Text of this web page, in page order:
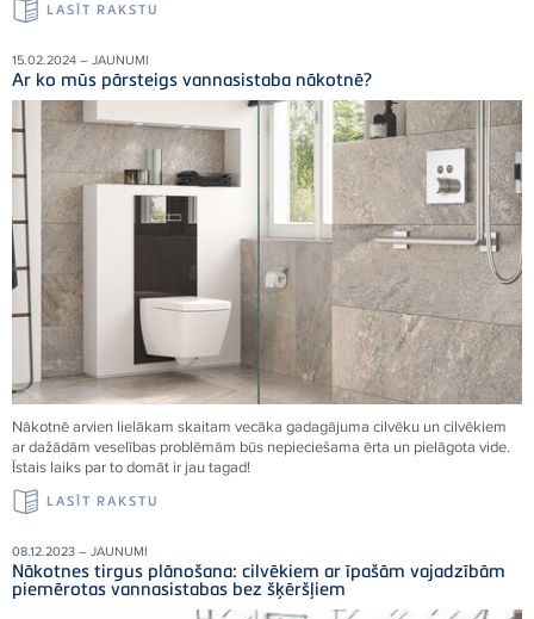
LASĪT RAKSTU
15.02.2024 – JAUNUMI
Ar ko mūs pārsteigs vannasistaba nākotnē?
Nākotnē arvien lielākam skaitam vecāka gadagājuma cilvēku un cilvēkiem
ar dažādām veselības problēmām būs nepieciešama ērta un pielāgota vide.
Īstais laiks par to domāt ir jau tagad!
LASĪT RAKSTU
08.12.2023 – JAUNUMI
Nākotnes tirgus plānošana: cilvēkiem ar īpašām vajadzībām
piemērotas vannasistabas bez šķēršļiem